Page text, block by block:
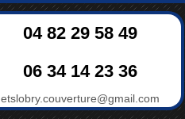
04 82 29 58 49
06 34 14 23 36
etslobry.couverture@gmail.com